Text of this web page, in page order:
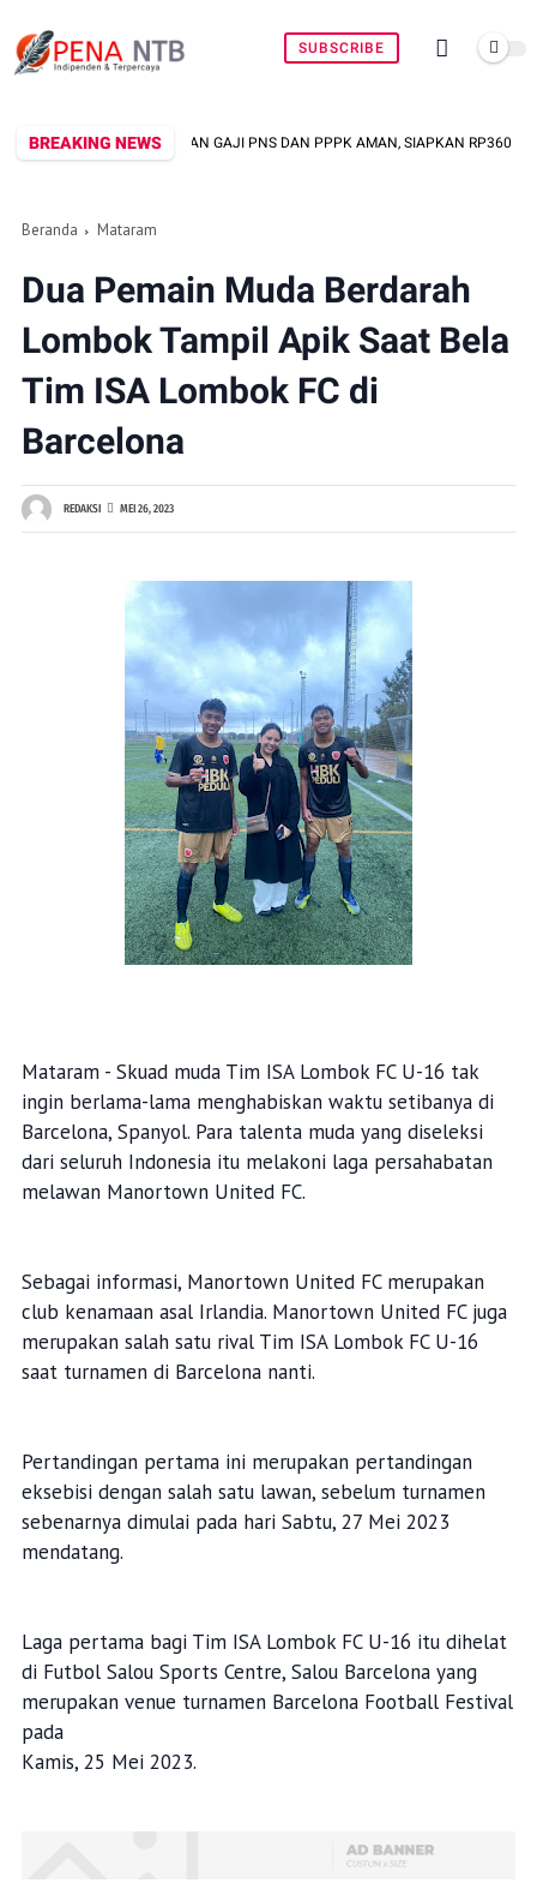
SUBSCRIBE
BREAKING NEWS
GAJI PNS DAN PPPK AMAN, SIAPKAN RP360 MILIAR
Beranda Mataram
Dua Pemain Muda Berdarah
Lombok Tampil Apik Saat Bela
Tim ISA Lombok FC di
Barcelona
REDAKSI MEI 26, 2023
Mataram - Skuad muda Tim ISA Lombok FC U-16 tak
ingin berlama-lama menghabiskan waktu setibanya di
Barcelona, Spanyol. Para talenta muda yang diseleksi
dari seluruh Indonesia itu melakoni laga persahabatan
melawan Manortown United FC.
Sebagai informasi, Manortown United FC merupakan
club kenamaan asal Irlandia. Manortown United FC juga
merupakan salah satu rival Tim ISA Lombok FC U-16
saat turnamen di Barcelona nanti.
Pertandingan pertama ini merupakan pertandingan
eksebisi dengan salah satu lawan, sebelum turnamen
sebenarnya dimulai pada hari Sabtu, 27 Mei 2023
mendatang.
Laga pertama bagi Tim ISA Lombok FC U-16 itu dihelat
di Futbol Salou Sports Centre, Salou Barcelona yang
merupakan venue turnamen Barcelona Football Festival
pada
Kamis, 25 Mei 2023.